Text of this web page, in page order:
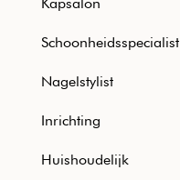
Kapsalon
Schoonheidsspecialist
Nagelstylist
Inrichting
Huishoudelijk